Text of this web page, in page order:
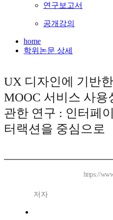
연구보고서
공개강의
home
학위논문 상세
UX 디자인에 기반
MOOC 서비스 사용
관한 연구 : 인터페
터랙션을 중심으로
https://
저자